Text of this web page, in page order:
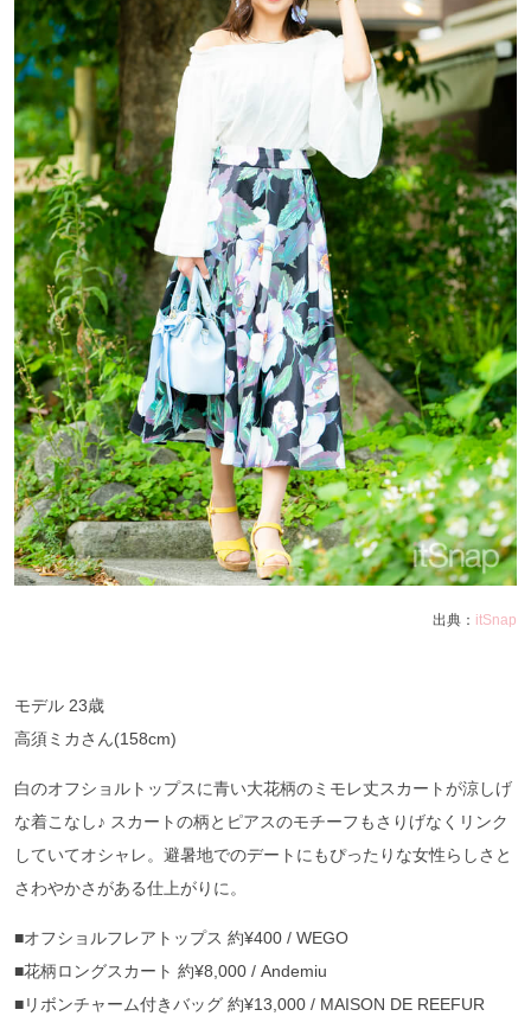
出典： itSnap
モデル 23歳
高須ミカさん(158cm)
白のオフショルトップスに青い大花柄のミモレ丈スカートが涼しげ
な着こなし♪ スカートの柄とピアスのモチーフもさりげなくリンク
していてオシャレ。避暑地でのデートにもぴったりな女性らしさと
さわやかさがある仕上がりに。
■オフショルフレアトップス 約¥400 / WEGO
■花柄ロングスカート 約¥8,000 / Andemiu
■リボンチャーム付きバッグ 約¥13,000 / MAISON DE REEFUR